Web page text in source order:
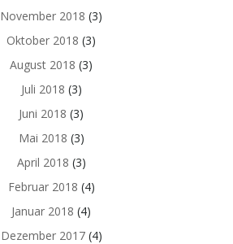
November 2018 (3)
Oktober 2018 (3)
August 2018 (3)
Juli 2018 (3)
Juni 2018 (3)
Mai 2018 (3)
April 2018 (3)
Februar 2018 (4)
Januar 2018 (4)
Dezember 2017(4)